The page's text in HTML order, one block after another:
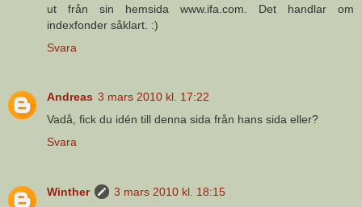
ut från sin hemsida www.ifa.com. Det handlar om
indexfonder såklart. :)
Svara
Andreas 3 mars 2010 kl. 17:22
Vadå, fick du idén till denna sida från hans sida eller?
Svara
Winther
3 mars 2010 kl. 18:15